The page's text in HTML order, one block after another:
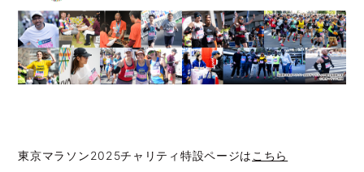
東京マラソン2025チャリティ特設ページは こちら